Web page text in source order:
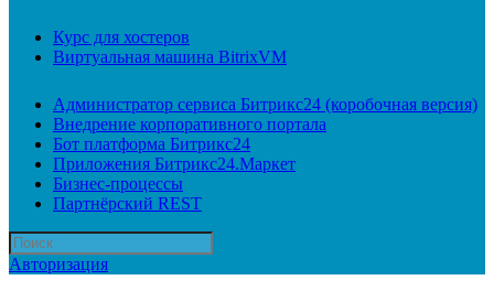
Курс для хостеров
Виртуальная машина BitrixVM
Администратор сервиса Битрикс24 (коробочная версия)
Внедрение корпоративного портала
Бот платформа Битрикс24
Приложения Битрикс24.Маркет
Бизнес-процессы
Партнёрский REST
Авторизация